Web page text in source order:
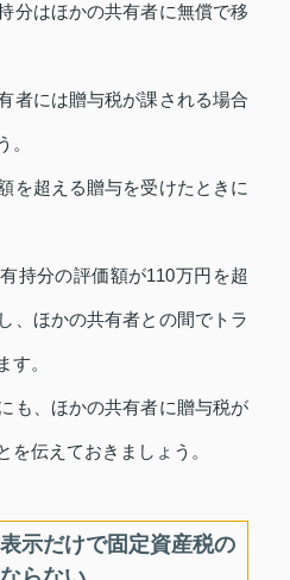
分はほかの共有者に無償で移
者には贈与税が課される場合
。
を超える贈与を受けたときに
持分の評価額が110万円を超
、ほかの共有者との間でトラ
す。
も、ほかの共有者に贈与税が
を伝えておきましょう。
示だけで固定資産税の